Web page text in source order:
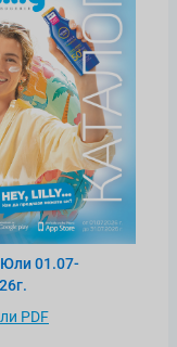
Юли 01.07-
PDF